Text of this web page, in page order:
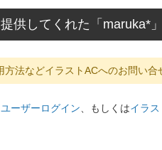
供してくれた「maruka*
方法などイラストACへのお問い
ーザーログイン 、もしくはイラ